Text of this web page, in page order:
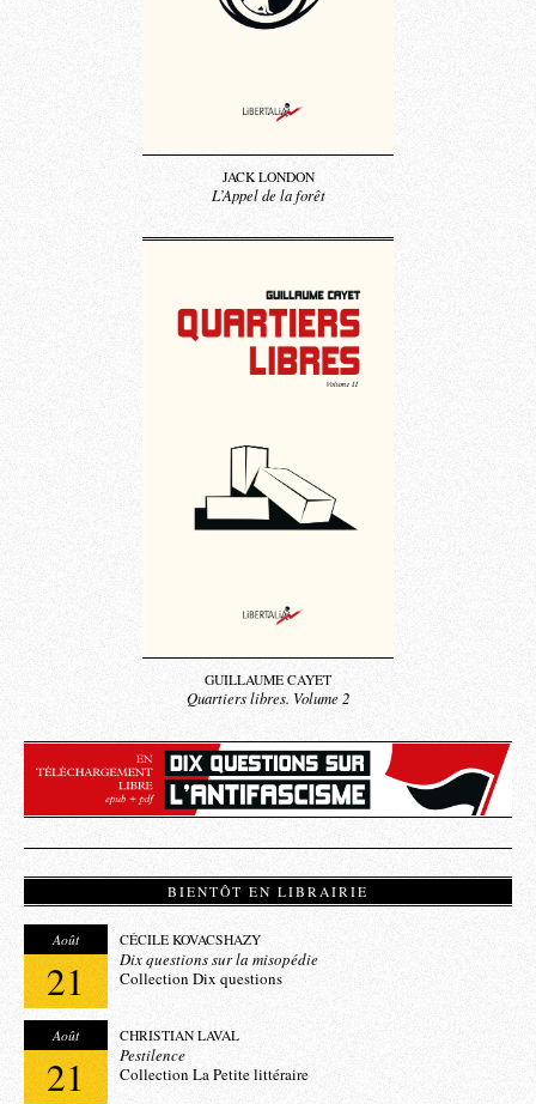
JACK LONDON
L’Appel de la forêt
GUILLAUME CAYET
Quartiers libres. Volume 2
BIENTÔT EN LIBRAIRIE
21
Août CÉCILE KOVACSHAZY
Dix questions sur la misopédie
Collection Dix questions
21
Août CHRISTIAN LAVAL
Pestilence
Collection La Petite littéraire